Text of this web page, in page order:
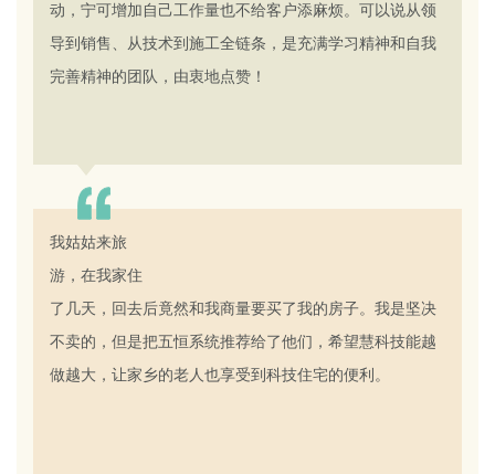
动，宁可增加自己工作量也不给客户添麻烦。可以说从领
导到销售、从技术到施工全链条，是充满学习精神和自我
完善精神的团队，由衷地点赞！
我姑姑来旅
游，在我家住
了几天，回去后竟然和我商量要买了我的房子。我是坚决
不卖的，但是把五恒系统推荐给了他们，希望慧科技能越
做越大，让家乡的老人也享受到科技住宅的便利。